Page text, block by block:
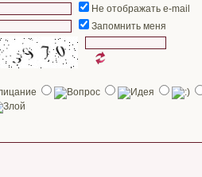
Не отображать e-mail
Запомнить меня